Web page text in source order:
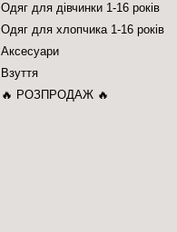
Одяг для дівчинки 1-16 років
Одяг для хлопчика 1-16 років
Аксесуари
Взуття
🔥 РОЗПРОДАЖ 🔥